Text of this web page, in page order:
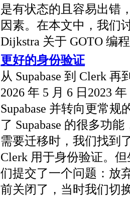
是有状态的且容易出错
因素。在本文中，我们
Dijkstra 关于 GOTO 编
更好的身份验证
从 Supabase 到 Clerk 再
2026 年 5 月 6 日2023
Supabase 并转向更常
了 Supabase 的很多功
需要迁移时，我们找到
Clerk 用于身份验证。
们提交了一个问题：放
前关闭了，当时我们切